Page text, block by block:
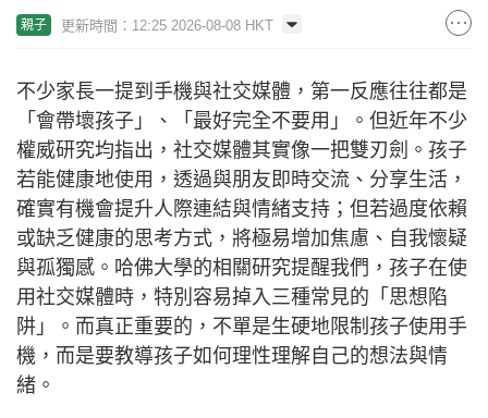
親子 更新時間：12:25 2026-08-08 HKT
不少家長一提到手機與社交媒體，第一反應往往都是
「會帶壞孩子」、「最好完全不要用」。但近年不少
權威研究均指出，社交媒體其實像一把雙刃劍。孩子
若能健康地使用，透過與朋友即時交流、分享生活，
確實有機會提升人際連結與情緒支持；但若過度依賴
或缺乏健康的思考方式，將極易增加焦慮、自我懷疑
與孤獨感。哈佛大學的相關研究提醒我們，孩子在使
用社交媒體時，特別容易掉入三種常見的「思想陷
阱」。而真正重要的，不單是生硬地限制孩子使用手
機，而是要教導孩子如何理性理解自己的想法與情
緒。